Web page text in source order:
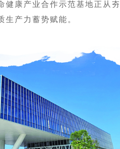
产业合作示范基地正从夯
生产力蓄势赋能。